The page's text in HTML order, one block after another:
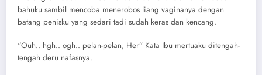
bahuku sambil mencoba menerobos liang vaginanya dengan
batang penisku yang sedari tadi sudah keras dan kencang.
“Ouh.. hgh.. ogh.. pelan-pelan, Her” Kata Ibu mertuaku ditengah-
tengah deru nafasnya.